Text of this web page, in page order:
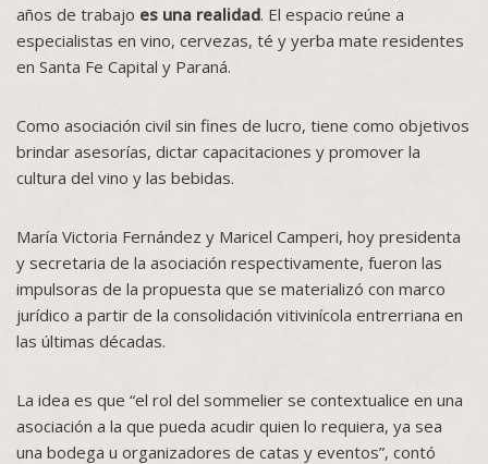
años de trabajo es una realidad. El espacio reúne a
especialistas en vino, cervezas, té y yerba mate residentes
en Santa Fe Capital y Paraná.
Como asociación civil sin fines de lucro, tiene como objetivos
brindar asesorías, dictar capacitaciones y promover la
cultura del vino y las bebidas.
María Victoria Fernández y Maricel Camperi, hoy presidenta
y secretaria de la asociación respectivamente, fueron las
impulsoras de la propuesta que se materializó con marco
jurídico a partir de la consolidación vitivinícola entrerriana en
las últimas décadas.
La idea es que “el rol del sommelier se contextualice en una
asociación a la que pueda acudir quien lo requiera, ya sea
una bodega u organizadores de catas y eventos”, contó